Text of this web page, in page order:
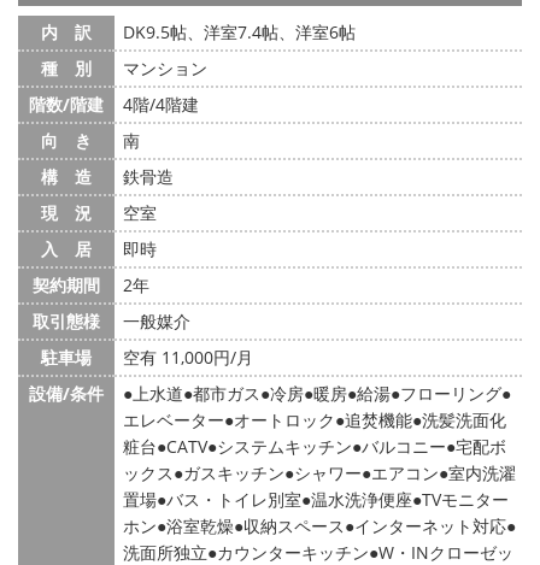
内 訳
DK9.5帖、洋室7.4帖、洋室6帖
種 別
マンション
階数/階建
4階/4階建
向 き
南
構 造
鉄骨造
現 況
空室
入 居
即時
契約期間
2年
取引態様
一般媒介
駐車場
空有 11,000円/月
設備/条件
上水道 都市ガス 冷房 暖房 給湯 フローリング
エレベーター オートロック 追焚機能 洗髪洗面化
粧台 CATV システムキッチン バルコニー 宅配ボ
ックス ガスキッチン シャワー エアコン 室内洗濯
置場 バス・トイレ別室 温水洗浄便座 TVモニター
ホン 浴室乾燥 収納スペース インターネット対応
洗面所独立 カウンターキッチン W・INクローゼッ